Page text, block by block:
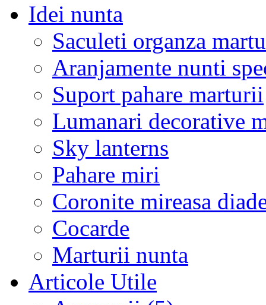
Idei nunta
Saculeti organza
Aranjamente nunti
Suport pahare marturii
Lumanari decorative
Sky lanterns
Pahare miri
Coronite mireasa
Cocarde
Marturii nunta
Articole Utile